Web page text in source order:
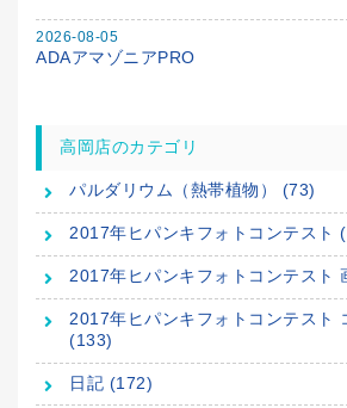
2026-08-05
ADAアマゾニアPRO
高岡店のカテゴリ
パルダリウム（熱帯植物） (73)
2017年ヒパンキフォトコンテスト
2017年ヒパンキフォトコンテスト
2017年ヒパンキフォトコンテスト
(133)
日記 (172)